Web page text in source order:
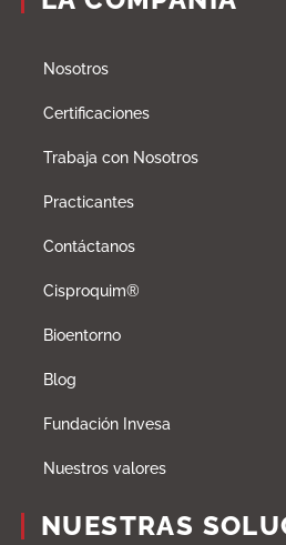
Nosotros
Certificaciones
Trabaja con Nosotros
Practicantes
Contáctanos
Cisproquim®
Bioentorno
Blog
Fundación Invesa
Nuestros valores
NUESTRAS